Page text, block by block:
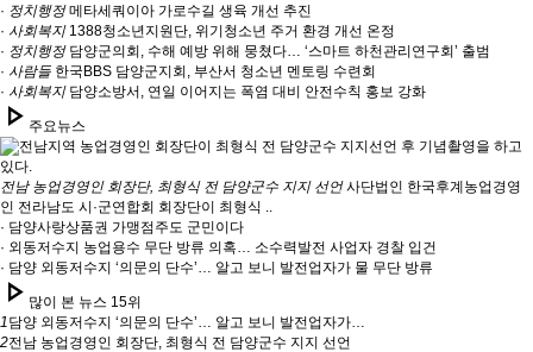
· 정치행정메타세쿼이아 가로수길 생육 개선 추진
· 사회복지1388청소년지원단, 위기청소년 주거 환경 개선 온정
· 정치행정담양군의회, 수해 예방 위해 뭉쳤다… ‘스마트 하천관리연구회’ 출범
· 사람들 한국BBS 담양군지회, 부산서 청소년 멘토링 수련회
· 사회복지담양소방서, 연일 이어지는 폭염 대비 안전수칙 홍보 강화
play_arrow 주요뉴스
전남 농업경영인 회장단, 최형식 전 담양군수 지지 선언 사단법인 한국후계농업경영
인 전라남도 시·군연합회 회장단이 최형식 ..
· 담양사랑상품권 가맹점주도 군민이다
· 외동저수지 농업용수 무단 방류 의혹… 소수력발전 사업자 경찰 입건
· 담양 외동저수지 ‘의문의 단수’… 알고 보니 발전업자가 물 무단 방류
play_arrow 많이 본 뉴스 15위
1담양 외동저수지 ‘의문의 단수’… 알고 보니 발전업자가…
2전남 농업경영인 회장단, 최형식 전 담양군수 지지 선언